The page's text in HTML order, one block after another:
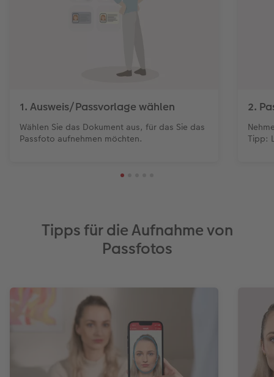
1. Ausweis/Passvorlage wählen
Wählen Sie das Dokument aus, für das Sie das
Passfoto aufnehmen möchten.
2.
Tipp:
Tipps für die Aufnahme von
Passfotos